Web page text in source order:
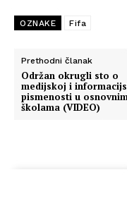
OZNAKE Fifa
Prethodni članak
Održan okrugli sto o
medijskoj i
pismenosti u
školama (VIDEO)